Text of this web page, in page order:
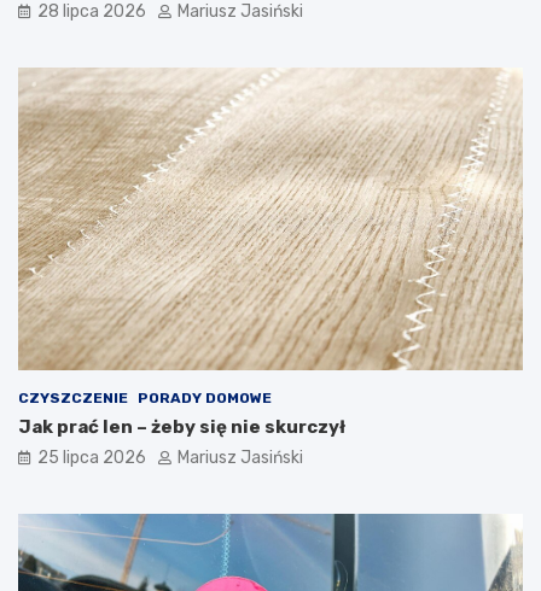
28 lipca 2026 Mariusz Jasiński
CZYSZCZENIE PORADY DOMOWE
Jak prać len – żeby się nie skurczył
25 lipca 2026 Mariusz Jasiński